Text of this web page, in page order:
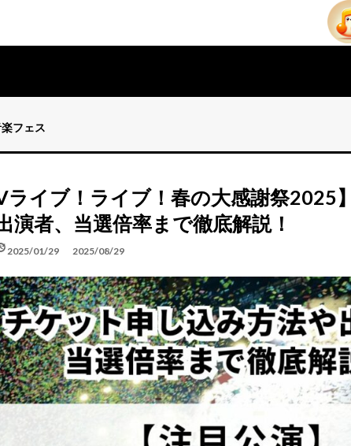
フェス
ライブ！ライブ！春の大感謝祭2025
演者、当選倍率まで徹底解説！
2025/01/29 2025/08/29